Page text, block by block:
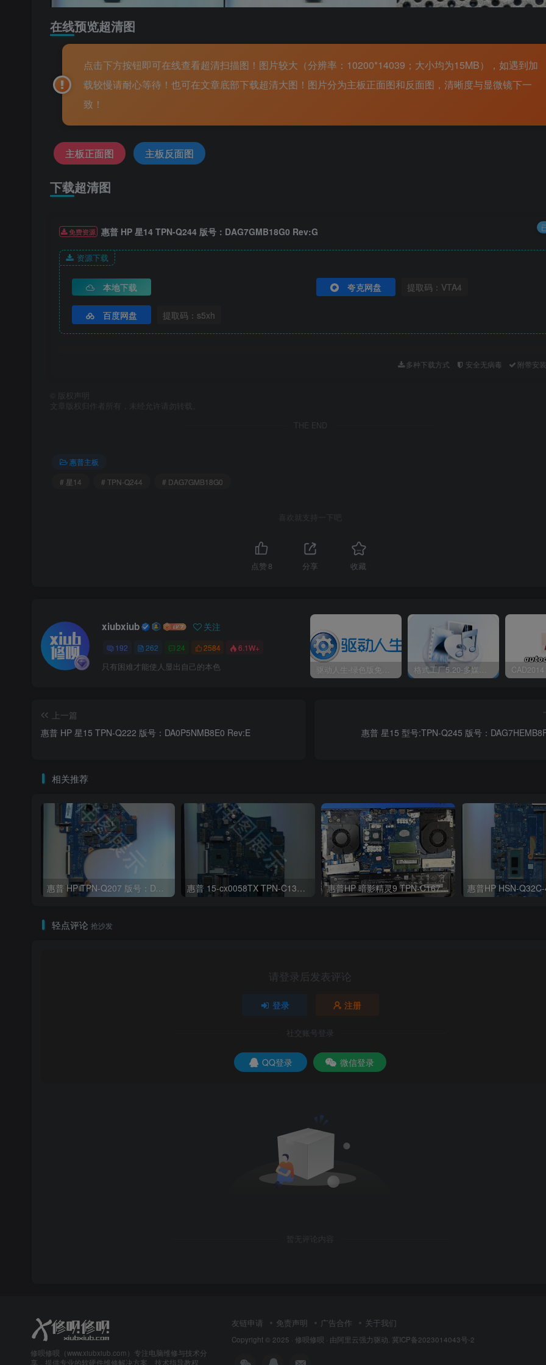
在线预览超清图
点击下方按钮即可在线查看超清扫描图！图片较大（分辨率：10200*14039；大小均为15MB），如遇到加
载较慢请耐心等待！也可在文章底部下载超清大图！图片分为主板正面图和反面图，清晰度与显微镜下一
致！
主板正面图 主板反面图
下载超清图
免费资源 惠普 HP 星14 TPN-Q244 版号：DAG7GMB18G0 Rev:G
资源下载
本地下载 夸克网盘 提取码：VTA4
百度网盘 提取码：s5xh
多种下载方式 安全无病毒 附带安
版权声明
文章版权归作者所有，未经允许请勿转载。
THE END
惠普主板
# 星14
# TPN-Q244 # DAG7GMB18G0
喜欢就支持一下吧
点赞 8 分享 收藏
xiubxiub 关注
192 262 24 2584 6.1W+
只有困难才能使人显出自己的本色
上一篇
惠普 HP 星15 TPN-Q222 版号：DA0P5NMB8E0 Rev:E
惠普 星15 型号:TPN-Q245 版号：
相关推荐
惠普 15-cx0058TX TPN-C133 版号：LA-F841P Rev:1A 惠普HP 暗影精灵9 TPN-C167 版号:LA-M783P REV:2.0
轻点评论 抢沙发
请登录后发表评论
登录 注册
社交账号登录
QQ登录 微信登录
暂无评论内容
修呗修呗（www.xiubxiub.com）专注电脑维修与技术分
享，提供专业的软硬件维修解决方案、技术指导教程、
友链申请 免责声明 广告合作 关于我们
Copyright © 2025 · 修呗修呗 · 由阿里云强力驱动. 冀ICP备2023014043号-2